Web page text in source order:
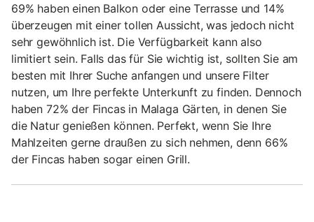
69% haben einen Balkon oder eine Terrasse und 14%
überzeugen mit einer tollen Aussicht, was jedoch nicht
sehr gewöhnlich ist. Die Verfügbarkeit kann also
limitiert sein. Falls das für Sie wichtig ist, sollten Sie am
besten mit Ihrer Suche anfangen und unsere Filter
nutzen, um Ihre perfekte Unterkunft zu finden. Dennoch
haben 72% der Fincas in Malaga Gärten, in denen Sie
die Natur genießen können. Perfekt, wenn Sie Ihre
Mahlzeiten gerne draußen zu sich nehmen, denn 66%
der Fincas haben sogar einen Grill.